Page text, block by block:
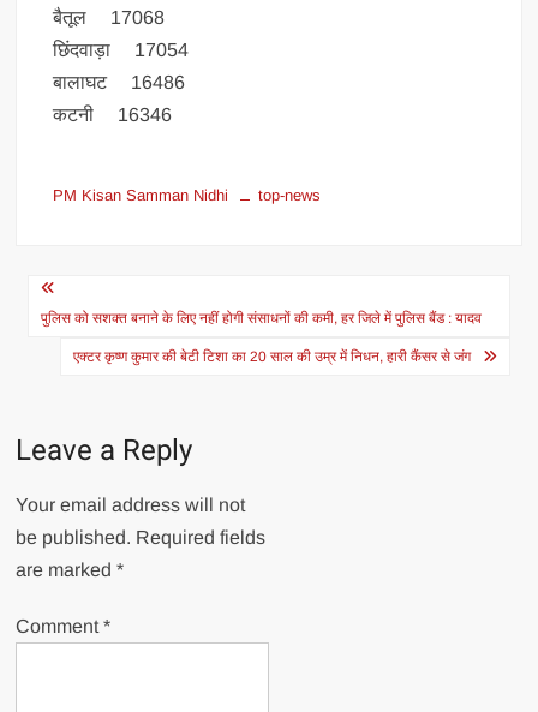
बैतूल 17068
छिंदवाड़ा 17054
बालाघट 16486
कटनी 16346
PM Kisan Samman Nidhi top-news
Post
navigation
पुलिस को सशक्त बनाने के लिए नहीं होगी संसाधनों की कमी, हर जिले में पुलिस बैंड : यादव
एक्टर कृष्ण कुमार की बेटी टिशा का 20 साल की उम्र में निधन, हारी कैंसर से जंग
Leave a Reply
Your email address will not
be published. Required fields
are marked*
Comment*